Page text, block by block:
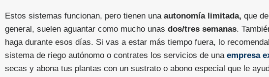
Estos sistemas funcionan, pero tienen una autonomía limitada, que
general, suelen aguantar como mucho unas dos/tres semanas.
haga durante esos días. Si vas a estar más tiempo fuera, lo
sistema de riego autónomo o contrates los servicios de una empresa
secas y abona tus plantas con un sustrato o abono especial que le